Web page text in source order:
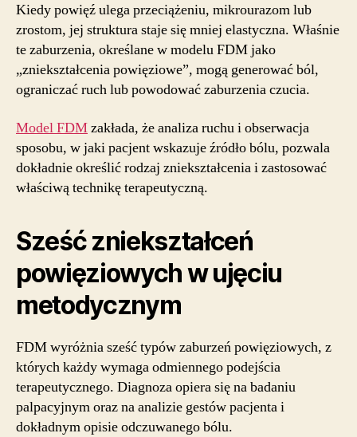
Kiedy powięź ulega przeciążeniu, mikrourazom lub
zrostom, jej struktura staje się mniej elastyczna. Właśnie
te zaburzenia, określane w modelu FDM jako
„zniekształcenia powięziowe”, mogą generować ból,
ograniczać ruch lub powodować zaburzenia czucia.
Model FDMzakłada, że analiza ruchu i obserwacja
sposobu, w jaki pacjent wskazuje źródło bólu, pozwala
dokładnie określić rodzaj zniekształcenia i zastosować
właściwą technikę terapeutyczną.
Sześć zniekształceń
powięziowych w ujęciu
metodycznym
FDM wyróżnia sześć typów zaburzeń powięziowych, z
których każdy wymaga odmiennego podejścia
terapeutycznego. Diagnoza opiera się na badaniu
palpacyjnym oraz na analizie gestów pacjenta i
dokładnym opisie odczuwanego bólu.